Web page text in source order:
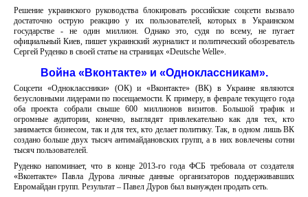
Решение украинского руководства блокировать российские соцсети вызвало
достаточно острую реакцию у их пользователей, которых в Украинском
государстве - не один миллион. Однако это, судя по всему, не пугает
официальный Киев, пишет украинский журналист и политический обозреватель
Сергей Руденко в своей статье на страницах «Deutsche Welle».
Война «Вконтакте» и «Одноклассникам».
Соцсети «Одноклассники» (ОК) и «Вконтакте» (ВК) в Украине являются
безусловными лидерами по посещаемости. К примеру, в феврале текущего года
оба проекта собрали свыше 600 миллионов визитов. Большой трафик и
огромные аудитории, конечно, выглядят привлекательно как для тех, кто
занимается бизнесом, так и для тех, кто делает политику. Так, в одном лишь ВК
создано больше двух тысяч антимайдановских групп, а в них вовлечены сотни
тысяч пользователей.
Руденко напоминает, что в конце 2013-го года ФСБ требовала от создателя
«Вконтакте» Павла Дурова личные данные организаторов поддерживавших
Евромайдан групп. Результат – Павел Дуров был вынужден продать сеть.